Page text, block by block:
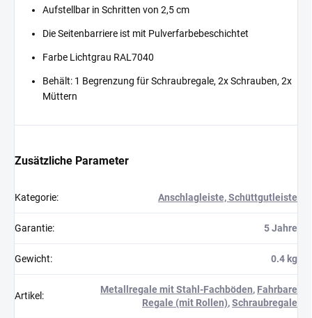
Aufstellbar in Schritten von 2,5 cm
Die Seitenbarriere ist mit Pulverfarbebeschichtet
Farbe Lichtgrau RAL7040
Behält: 1 Begrenzung für Schraubregale, 2x Schrauben, 2x
Müttern
Zusätzliche Parameter
Kategorie: Anschlagleiste, Schüttgutleiste
Garantie: 5 Jahre
Gewicht: 0.4 kg
Artikel :
Metallregale mit Stahl-Fachböden, Fahrbare
Regale (mit Rollen),Schraubregale